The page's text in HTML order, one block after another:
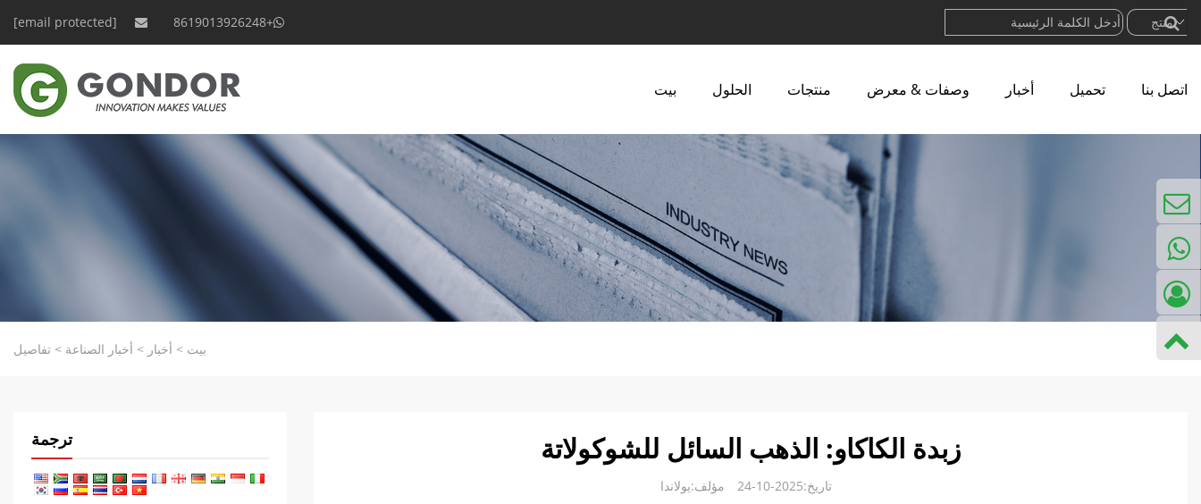
+8619013926248
[email protected]
بيت الحلول منتجات وصفات & معرض أخبار تحميل اتصل بنا
بيت > أخبار > أخبار الصناعة > تفاصيل
زبدة الكاكاو: الذهب السائل للشوكولاتة
تاريخ:2025-10-24 مؤلف:يولاندا
ترجمة